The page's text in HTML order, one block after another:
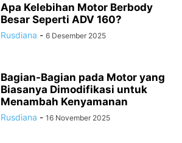
Apa Kelebihan Motor Berbody
Besar Seperti ADV 160?
Rusdiana - 6 Desember 2025
Bagian-Bagian pada Motor yang
Biasanya Dimodifikasi untuk
Menambah Kenyamanan
Rusdiana - 16 November 2025